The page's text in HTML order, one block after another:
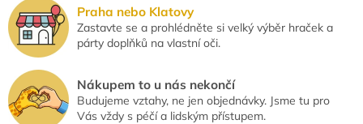
Praha nebo Klatovy
Zastavte se a prohlédněte si velký výběr hraček a
párty doplňků na vlastní oči.
Nákupem to u nás nekončí
Budujeme vztahy, ne jen objednávky. Jsme tu pro
Vás vždy s péčí a lidským přístupem.